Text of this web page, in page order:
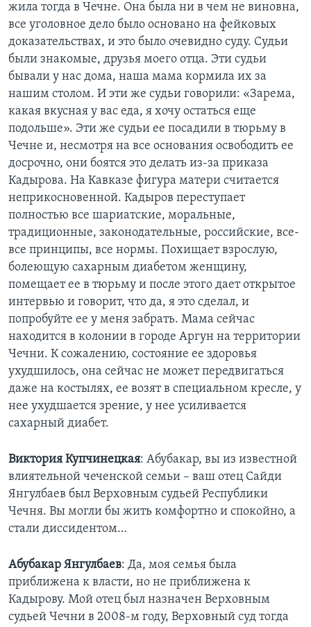
жила тогда в Чечне. Она была ни в чем не виновна,
все уголовное дело было основано на фейковых
доказательствах, и это было очевидно суду. Судьи
были знакомые, друзья моего отца. Эти судьи
бывали у нас дома, наша мама кормила их за
нашим столом. И эти же судьи говорили: «Зарема,
какая вкусная у вас еда, я хочу остаться еще
подольше». Эти же судьи ее посадили в тюрьму в
Чечне и, несмотря на все основания освободить ее
досрочно, они боятся это делать из-за приказа
Кадырова. На Кавказе фигура матери считается
неприкосновенной. Кадыров переступает
полностью все шариатские, моральные,
традиционные, законодательные, российские, все-
все принципы, все нормы. Похищает взрослую,
болеющую сахарным диабетом женщину,
помещает ее в тюрьму и после этого дает открытое
интервью и говорит, что да, я это сделал, и
попробуйте ее у меня забрать. Мама сейчас
находится в колонии в городе Аргун на территории
Чечни. К сожалению, состояние ее здоровья
ухудшилось, она сейчас не может передвигаться
даже на костылях, ее возят в специальном кресле, у
нее ухудшается зрение, у нее усиливается
сахарный диабет.
Виктория Купчинецкая: Абубакар, вы из известной
влиятельной чеченской семьи – ваш отец Сайди
Янгулбаев был Верховным судьей Республики
Чечня. Вы могли бы жить комфортно и спокойно, а
стали диссидентом…
Абубакар Янгулбаев: Да, моя семья была
приближена к власти, но не приближена к
Кадырову. Мой отец был назначен Верховным
судьей Чечни в 2008-м году, Верховный суд тогда